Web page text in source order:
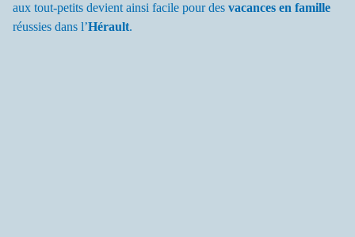
aux tout-petits devient ainsi facile pour des vacances en famille
réussies dans l’Hérault.